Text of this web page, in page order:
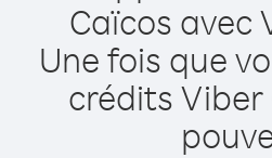
Caïcos avec
Une fois que
crédits Viber